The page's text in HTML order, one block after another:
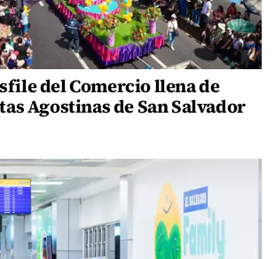
del Comercio llena de
Agostinas de San Salvador